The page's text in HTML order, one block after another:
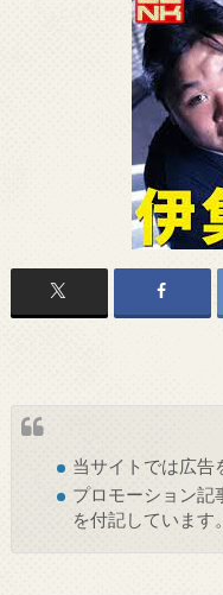
当サイトでは広告
プロモーション記
を付記しています。